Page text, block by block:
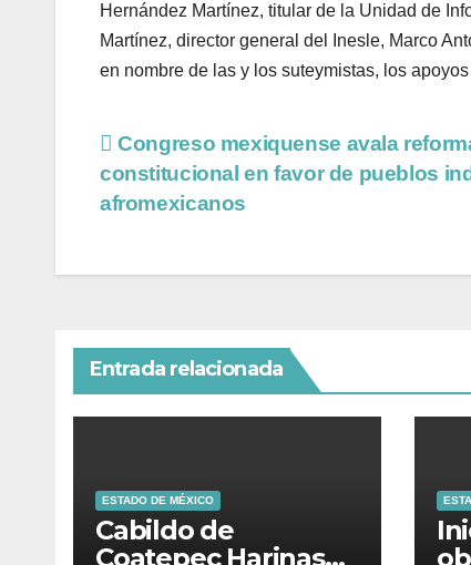
Hernández Martínez, titular de la Unidad de
Martínez, director general del Inesle, Marco
en nombre de las y los suteymistas, los
Congreso mexiquense avala
constitucional en favor de pueblos
afromexicanos
Entrada relacionada
ESTADO DE MÉXICO
Cabildo de
Coatepec Harinas